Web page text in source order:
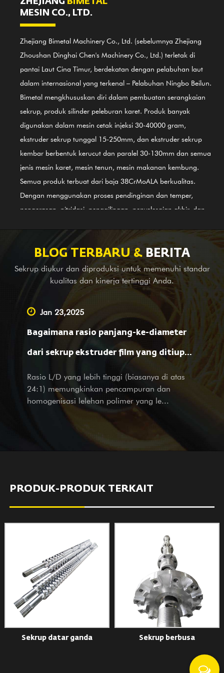
MESIN CO., LTD.
Zhejiang Bimetal Machinery Co., Ltd. (sebelumnya Zhejiang
Zhoushan Dinghai Chen's Machinery Co., Ltd.) terletak di
pantai Laut Cina Timur, berdekatan dengan pelabuhan laut
dalam internasional yang terkenal – Pelabuhan Ningbo Beilun.
Bimetal mengkhususkan diri dalam pembuatan serangkaian
sekrup, produk silinder peleburan karet. Produk banyak
digunakan dalam mesin cetak injeksi 30-40000 gram,
ekstruder sekrup tunggal 15-250mm, dan ekstruder sekrup
kembar berbentuk kerucut dan paralel 30-130mm dan semua
jenis mesin karet, mesin tenun, mesin makanan kembung.
Semua produk terbuat dari baja 38CrMoALA berkualitas.
Dengan menggunakan proses pendinginan dan temper,
pengerasan, nitridasi, penggilingan, penyelesaian akhir, dan
produk sejalan dengan standar internasional. Silinder sekrup
paduan berbahan dasar nikel (baja 3# terbaru) GⅡ 113 juga
merupakan salah satu produk pertama kami; ini berlaku untuk
pengelasan paduan bimetal (PTA). Selain menyediakan
peralatan keseimbangan untuk perusahaan mesin lengkap di
luar negeri, kami juga merupakan Pemasok terkemuka yang
melakukan layanan OEM, bantuan survei dan pemetaan, serta
layanan desain untuk perusahaan besar dan kecil di dalam
negeri. Tidak peduli Anda adalah mitra kami atau pelanggan
potensial, dengan produk dan layanan, kami dengan hangat
menyambut kunjungan dan pertanyaan Anda dengan layanan
kami yang sepenuh hati dan penuh perhatian.
BLOG TERBARU & BERITA
Sekrup diukur dan diproduksi untuk memenuhi standar
kualitas dan kinerja tertinggi Anda.
Jan 23,2025
Bagaimana rasio panjang-ke-diameter
dari sekrup ekstruder film yang ditiup
mempengaruhi pemrosesan material dan
sifat film?
Rasio L/D yang lebih tinggi (biasanya di atas
24:1) memungkinkan pencampuran dan
homogenisasi lelehan polimer yang le...
PRODUK-PRODUK TERKAIT
Sekrup datar ganda Sekrup berbusa